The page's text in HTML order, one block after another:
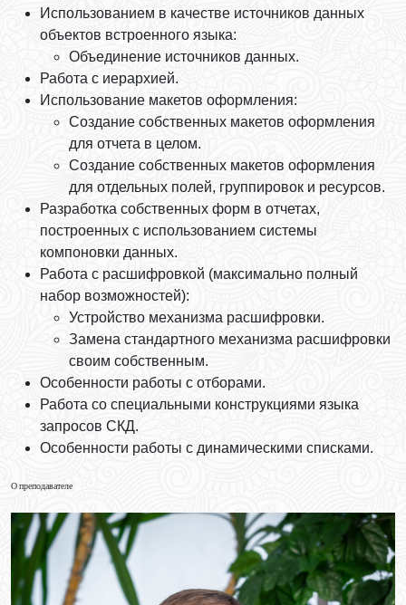
Использованием в качестве источников данных
объектов встроенного языка:
Объединение источников данных.
Работа с иерархией.
Использование макетов оформления:
Создание собственных макетов оформления
для отчета в целом.
Создание собственных макетов оформления
для отдельных полей, группировок и ресурсов.
Разработка собственных форм в отчетах,
построенных с использованием системы
компоновки данных.
Работа с расшифровкой (максимально полный
набор возможностей):
Устройство механизма расшифровки.
Замена стандартного механизма расшифровки
своим собственным.
Особенности работы с отборами.
Работа со специальными конструкциями языка
запросов СКД.
Особенности работы с динамическими списками.
О преподавателе